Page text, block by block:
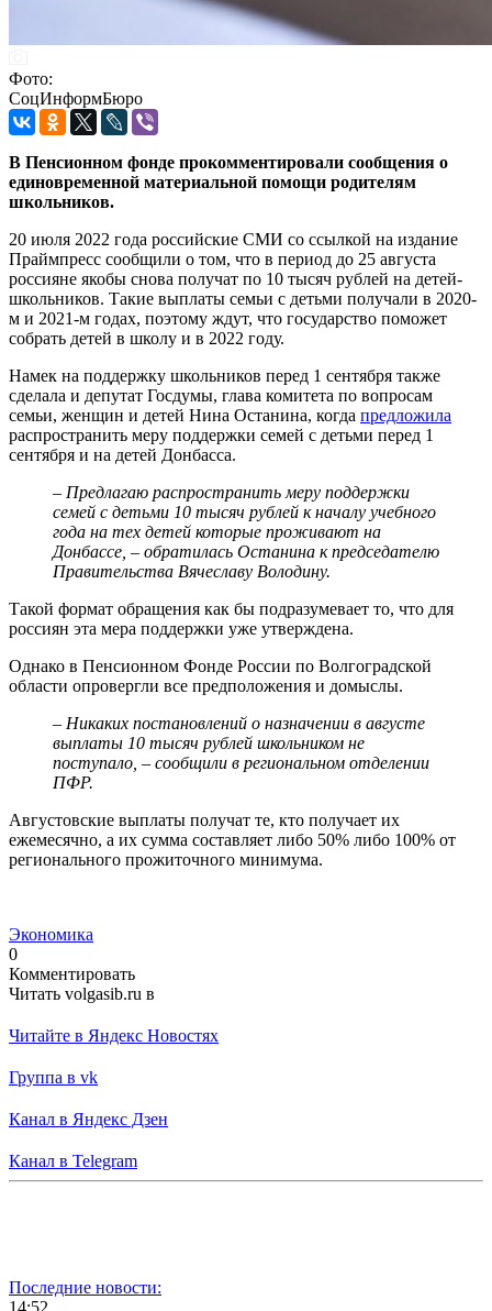
Фото:
СоцИнформБюро
В Пенсионном фонде прокомментировали сообщения о
единовременной материальной помощи родителям
школьников.
20 июля 2022 года российские СМИ со ссылкой на издание
Праймпресс сообщили о том, что в период до 25 августа
россияне якобы снова получат по 10 тысяч рублей на детей-
школьников. Такие выплаты семьи с детьми получали в 2020-
м и 2021-м годах, поэтому ждут, что государство поможет
собрать детей в школу и в 2022 году.
Намек на поддержку школьников перед 1 сентября также
сделала и депутат Госдумы, глава комитета по вопросам
семьи, женщин и детей Нина Останина, когда предложила
распространить меру поддержки семей с детьми перед 1
сентября и на детей Донбасса.
– Предлагаю распространить меру поддержки
семей с детьми 10 тысяч рублей к началу учебного
года на тех детей которые проживают на
Донбассе, – обратилась Останина к председателю
Правительства Вячеславу Володину.
Такой формат обращения как бы подразумевает то, что для
россиян эта мера поддержки уже утверждена.
Однако в Пенсионном Фонде России по Волгоградской
области опровергли все предположения и домыслы.
– Никаких постановлений о назначении в августе
выплаты 10 тысяч рублей школьником не
поступало, – сообщили в региональном отделении
ПФР.
Августовские выплаты получат те, кто получает их
ежемесячно, а их сумма составляет либо 50% либо 100% от
регионального прожиточного минимума.
Экономика
0
Комментировать
Читать volgasib.ru в
Читайте в Яндекс Новостях
Группа в vk
Канал в Яндекс Дзен
Канал в Telegram
Последние новости:
14:52